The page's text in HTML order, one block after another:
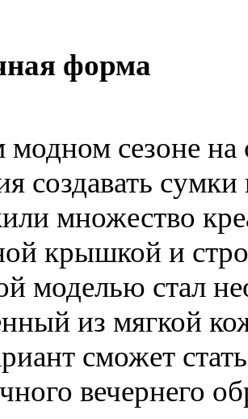
форма
сезоне
создавать
множество
крышкой и
моделью стал
из мягкой
сможет
вечернего